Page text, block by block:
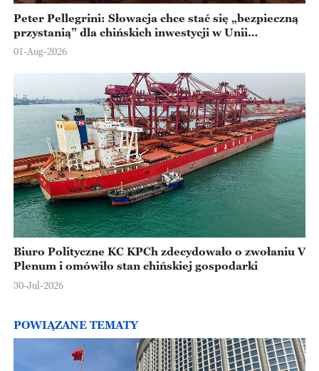
Peter Pellegrini: Słowacja chce stać się „bezpieczną
przystanią” dla chińskich inwestycji w Unii
Europejskiej
01-Aug-2026
Biuro Polityczne KC KPCh zdecydowało o zwołaniu V
Plenum i omówiło stan chińskiej gospodarki
30-Jul-2026
POWIĄZANE TEMATY